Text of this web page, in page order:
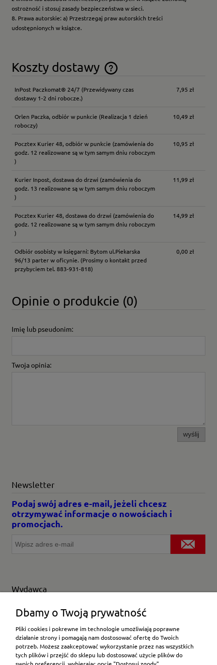
ostrożność i stosuj zasady bezpieczeństwa w sieci.
8. Prawa autorskie: a) Przestrzegaj praw autorskich treści
udostępnionych w książce.
Koszty dostawy
Cena nie zawiera ewentualnych kosztów płatności
InPost Paczkomat® 24/7 (Przewidywany czas
dostawy 1-2 dni robocze.)
7,95 zł
Orlen Paczka, odbiór w punkcie (Realizacja 1 dzień
roboczy)
10,49 zł
Pocztex Kurier 48, odbiór w punkcie (zamówienia do
godz. 12 realizowane są w tym samym dniu roboczym
)
10,95 zł
Kurier Inpost, dostawa do drzwi (zamówienia do
godz. 13 realizowane są w tym samym dniu roboczym
)
11,99 zł
Pocztex Kurier 48, dostawa do drzwi (zamówienia do
godz. 12 realizowane są w tym samym dniu roboczym
)
14,99 zł
Odbiór osobisty w księgarni: Bytom ul.Piekarska
96/13 parter w oficynie. (Prosimy o kontakt przed
przybyciem tel. 883-931-818)
0,00 zł
Opinie o produkcie (0)
Imię lub pseudonim:
Twoja opinia:
wyślij
Newsletter
Podaj swój adres e-mail, jeżeli chcesz
otrzymywać informacje o nowościach i
promocjach.
Wydawca
Wybierz producenta
Moje konto
Dbamy o Twoją prywatność
Pliki cookies i pokrewne im technologie umożliwiają poprawne
działanie strony i pomagają nam dostosować ofertę do Twoich
potrzeb. Możesz zaakceptować wykorzystanie przez nas wszystkich
tych plików i przejść do sklepu lub dostosować użycie plików do